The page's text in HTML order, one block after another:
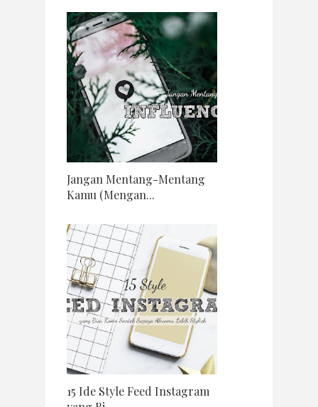
Jangan Mentang-Mentang
Kamu (Mengan...
15 Ide Style Feed Instagram